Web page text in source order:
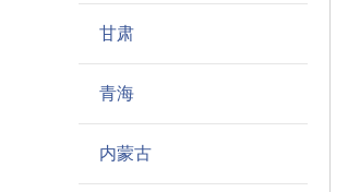
甘肃
青海
内蒙古